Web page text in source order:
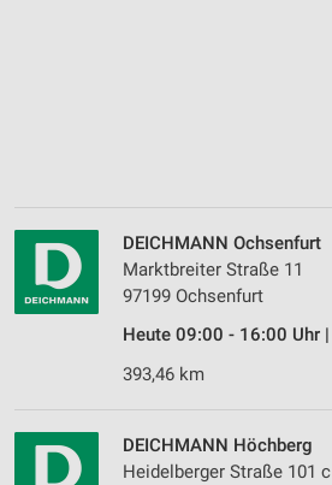
DEICHMANN Ochsenfurt
Marktbreiter Straße 11
97199 Ochsenfurt
Heute 09:00 - 16:00 Uhr |
393,46 km
DEICHMANN Höchberg
Heidelberger Straße 101 c